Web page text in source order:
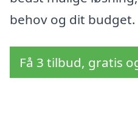
behov og dit budget.
Få 3 tilbud, gratis